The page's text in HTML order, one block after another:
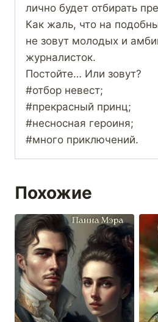
лично будет отбирать
Как жаль, что на
не зовут молодых и
журналисток.
Постойте… Или зовут?
#отбор невест;
#прекрасный принц;
#несносная героиня;
#много приключений.
Похожие